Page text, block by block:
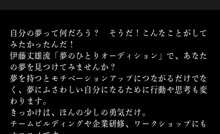
自分の夢って何だろう？ そうだ！こんなことがして
みたかったんだ！
伊藤丈雄流「夢のひとりオーディション」で、あなた
の夢を見つけてみませんか？
夢を持つとモチベーションアップにつながるだけでな
く、夢にふさわしい自分になるために行動や思考も変
わります。
きっかけは、ほんの少しの勇気だけ。
チームビルディングや企業研修、ワークショップにも